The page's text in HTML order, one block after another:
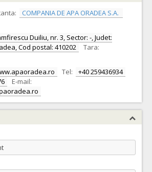
COMPANIA DE APA ORADEA S.A.
Duiliu, nr. 3, Sector: -, Judet:
Cod postal: 410202
Tara:
Tel:
+40 259436934
E-mail: